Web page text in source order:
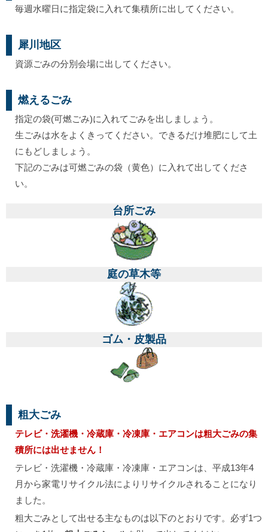
毎週水曜日に指定袋に入れて集積所に出してください。
犀川地区
資源ごみの分別会場に出してください。
燃えるごみ
指定の袋(可燃ごみ)に入れてごみを出しましょう。
生ごみは水をよくきってください。できるだけ堆肥にして土
にもどしましょう。
下記のごみは可燃ごみの袋（黄色）に入れて出してくださ
い。
台所ごみ
庭の草木等
ゴム・皮製品
粗大ごみ
テレビ・ 洗濯機・ 冷蔵庫・ 冷凍庫・エアコンは粗大ごみの集
積所には出せません！
テレビ・洗濯機・冷蔵庫・冷凍庫・エアコンは、平成13年4
月から家電リサイクル法によりリサイクルされることになり
ました。
粗大ごみとして出せる主なものは以下のとおりです。必ず1つ